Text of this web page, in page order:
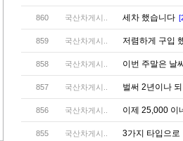
860 국산차게시.. 세차 했습니다
859 국산차게시.. 저렴하게 구입
858 국산차게시.. 이번 주말은 날
857 국산차게시.. 벌써 2년이나
856 국산차게시.. 이제 25,000 이
855 국산차게시.. 3가지 타입으